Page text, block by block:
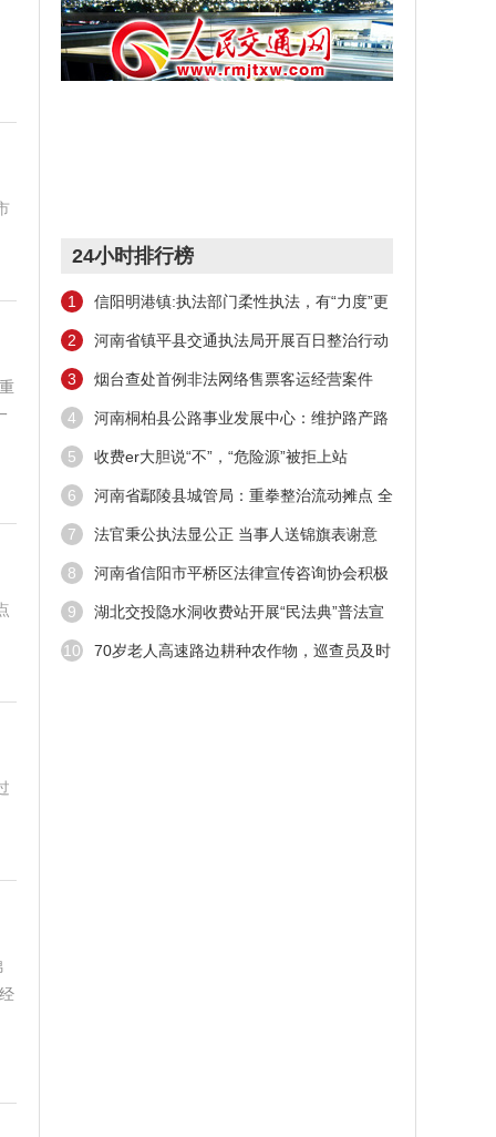
24小时排行榜
1
信阳明港镇:执法部门柔性执法，有“力度”更
2
河南省镇平县交通执法局开展百日整治行动
3 烟台查处首例非法网络售票客运经营案件
4
河南桐柏县公路事业发展中心：维护路产路
5
收费er大胆说“不”，“危险源”被拒上站
6
河南省鄢陵县城管局：重拳整治流动摊点 全
7
法官秉公执法显公正 当事人送锦旗表谢意
8
河南省信阳市平桥区法律宣传咨询协会积极
9
湖北交投隐水洞收费站开展“民法典”普法宣
10
70岁老人高速路边耕种农作物，巡查员及时